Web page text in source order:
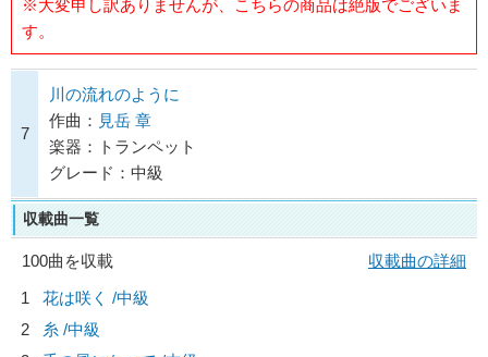
※大変申し訳ありませんが、こちらの商品は絶版でございま
す。
7
川の流れのように
作曲： 見岳 章
楽器：トランペット
グレード：中級
収載曲一覧
100曲を収載
収載曲の詳細
1
花は咲く /中級
2
糸 /中級